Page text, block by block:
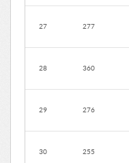
27 277
28 360
29 276
30 255